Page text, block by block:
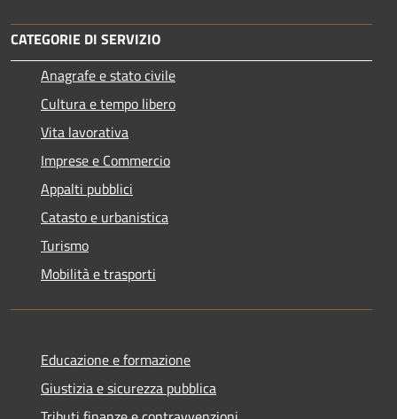
CATEGORIE DI SERVIZIO
Anagrafe e stato civile
Cultura e tempo libero
Vita lavorativa
Imprese e Commercio
Appalti pubblici
Catasto e urbanistica
Turismo
Mobilità e trasporti
Educazione e formazione
Giustizia e sicurezza pubblica